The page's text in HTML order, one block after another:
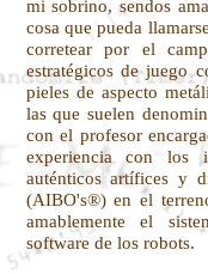
mi sobrino, sendos
cosa que pueda
corretear por el
estratégicos de juego
pieles de aspecto
las que suelen
con el profesor
experiencia con los
auténticos artífices y
(AIBO's®) en el
amablemente el
software de los robots.